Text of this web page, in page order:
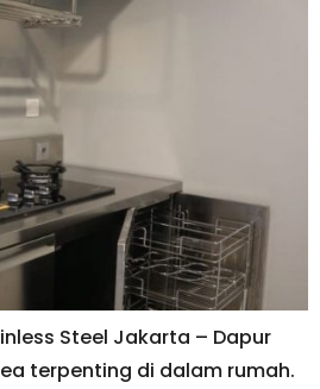
Steel Jakarta – Dapur
terpenting di dalam rumah.